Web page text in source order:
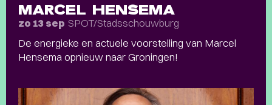
MARCEL HENSEMA
zo 13 sep SPOT/Stadsschouwburg
De energieke en actuele voorstelling van Marcel
Hensema opnieuw naar Groningen!